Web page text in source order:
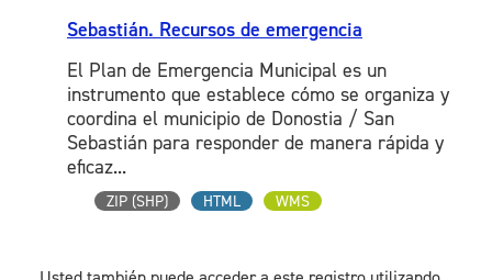
Sebastián. Recursos de emergencia
El Plan de Emergencia Municipal es un
instrumento que establece cómo se organiza y
coordina el municipio de Donostia / San
Sebastián para responder de manera rápida y
eficaz...
ZIP (SHP) HTML WMS